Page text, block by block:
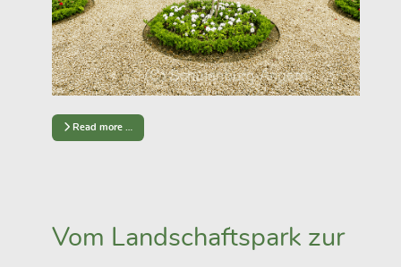
Read more …
Vom Landschaftspark zur